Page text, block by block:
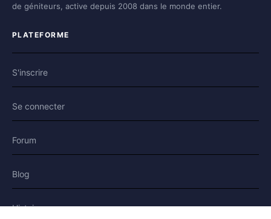
de géniteurs, active depuis 2008 dans le monde entier.
PLATEFORME
S'inscrire
Se connecter
Forum
Blog
Histoires